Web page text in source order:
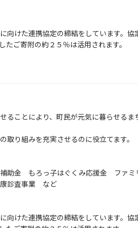
向けた連携協定の締結をしています。協
ご寄附の約２５％は活用されます。
ることにより、町民が元気に暮らせるま
り組みを充実させるのに役立てます。
助金 もろっ子はぐくみ応援金 ファミ
診査事業 など
向けた連携協定の締結をしています。協